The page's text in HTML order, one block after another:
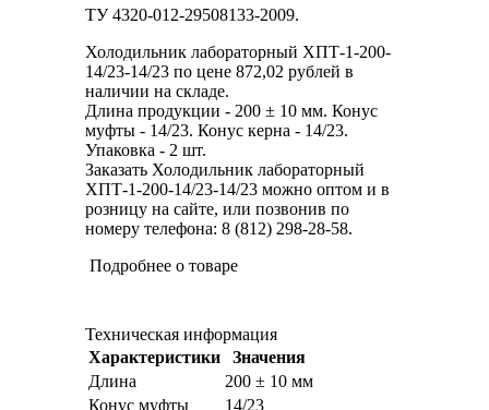
ТУ 4320-012-29508133-2009.
Холодильник лабораторный ХПТ-1-200-
14/23-14/23 по цене 872,02 рублей в
наличии на складе.
Длина продукции - 200 ± 10 мм. Конус
муфты - 14/23. Конус керна - 14/23.
Упаковка - 2 шт.
Заказать Холодильник лабораторный
ХПТ-1-200-14/23-14/23 можно оптом и в
розницу на сайте, или позвонив по
номеру телефона: 8 (812) 298-28-58.
Подробнее о товаре
Техническая информация
Характеристики
Значения
Длина
200 ± 10 мм
Конус муфты
14/23